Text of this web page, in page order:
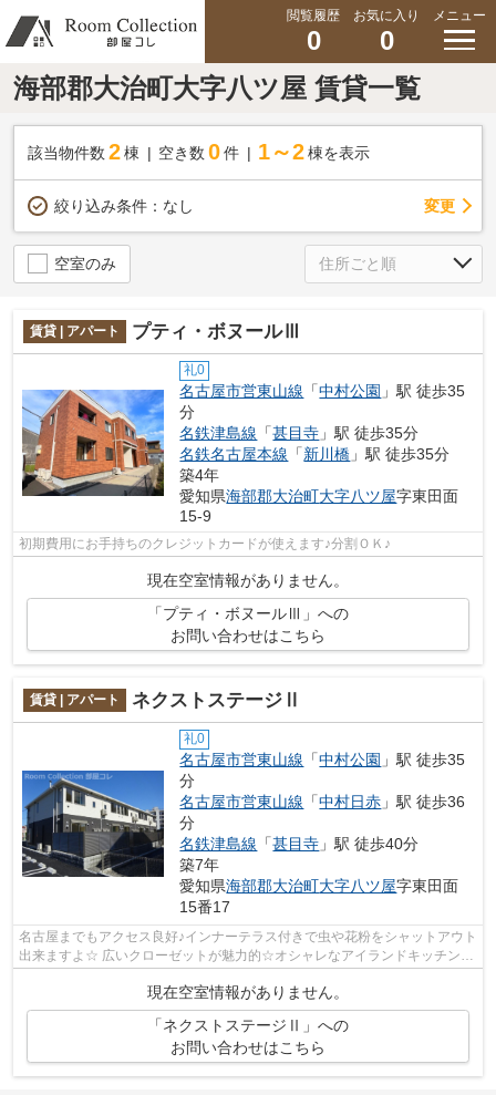
閲覧履歴
0
お気に入り
0
メニュー
海部郡大治町大字八ツ屋 賃貸一覧
該当物件数 2棟 空き数 0 件 1～2 棟を表示
絞り込み条件： なし 変更
空室のみ
賃貸 | アパート プティ・ボヌールⅢ
礼0
名古屋市営東山線 「中村公園 」駅 徒歩35
分
名鉄津島線 「甚目寺 」駅 徒歩35分
名鉄名古屋本線 「新川橋 」駅 徒歩35分
築4年
愛知県海部郡大治町大字八ツ屋字東田面
15-9
初期費用にお手持ちのクレジットカードが使えます♪分割ＯＫ♪
現在空室情報がありません。
「プティ・ボヌールⅢ」への
お問い合わせはこちら
賃貸 | アパート ネクストステージⅡ
礼0
名古屋市営東山線 「中村公園 」駅 徒歩35
分
名古屋市営東山線 「中村日赤 」駅 徒歩36
分
名鉄津島線 「甚目寺 」駅 徒歩40分
築7年
愛知県海部郡大治町大字八ツ屋字東田面
15番17
名古屋までもアクセス良好♪インナーテラス付きで虫や花粉をシャットアウト
出来ますよ☆ 広いクローゼットが魅力的☆オシャレなアイランドキッチンで
現在空室情報がありません。
「ネクストステージⅡ」への
お問い合わせはこちら